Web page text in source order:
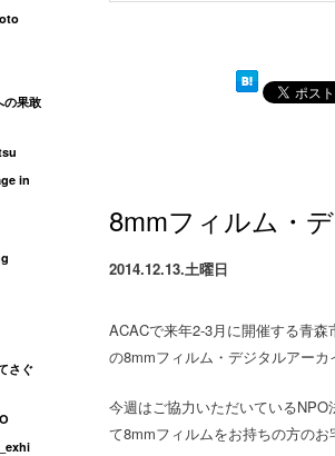
8mmフィルム・
2014.12.13.土曜日
ACACで来年2-3月に開催する青
の8mmフィルム・デジタルアー
今週はご協力いただいている
て8mmフィルムをお持ちの方の
の果敢
in
さぐ